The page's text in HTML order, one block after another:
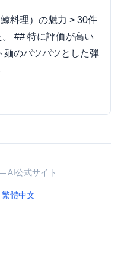
料理）の魅力 > 30件
## 特に評価が高い
麺のパツパツとした弾
AI公式サイト
繁體中文